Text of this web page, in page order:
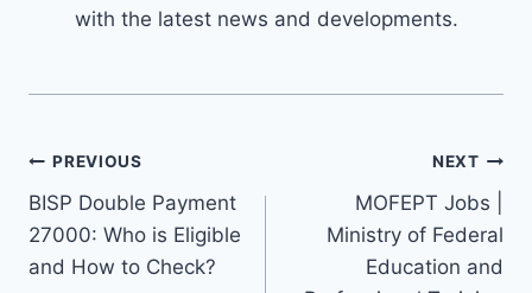
with the latest news and developments.
Post
navigation
PREVIOUS
BISP Double Payment
27000: Who is Eligible
and How to Check?
NEXT
MOFEPT Jobs |
Ministry of Federal
Education and